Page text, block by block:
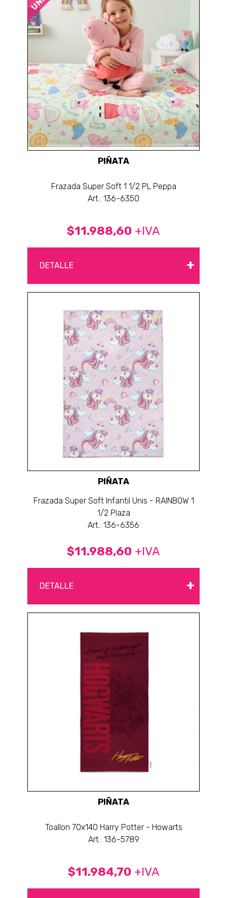
PIÑATA
Frazada Super Soft 1 1/2 PL Peppa
Art.: 136-6350
$11.988,60 +IVA
DETALLE +
PIÑATA
Frazada Super Soft Infantil Unis - RAINBOW 1
1/2 Plaza
Art.: 136-6356
$11.988,60 +IVA
DETALLE +
PIÑATA
Toallon 70x140 Harry Potter - Howarts
Art.: 136-5789
$11.984,70 +IVA